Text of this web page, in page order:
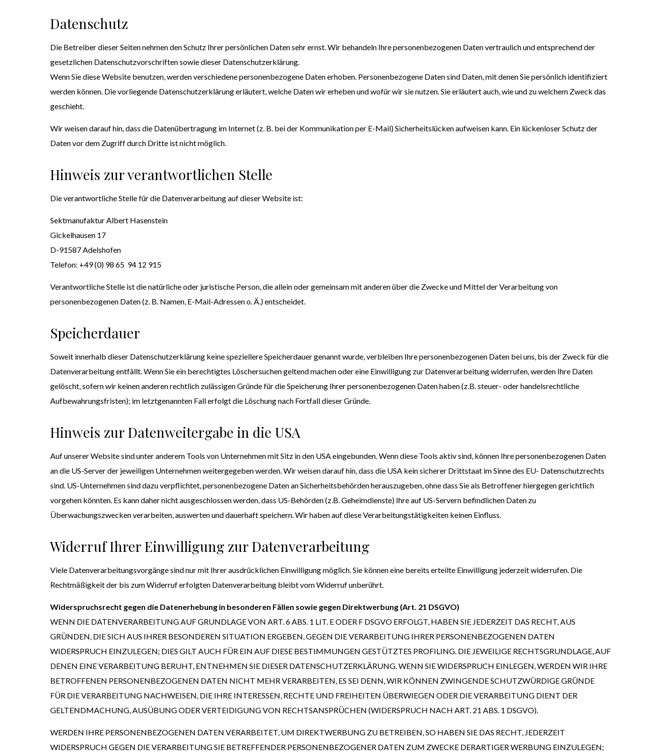
Datenschutz
Die Betreiber dieser Seiten nehmen den Schutz Ihrer persönlichen Daten sehr ernst. Wir behandeln Ihre personenbezogenen Daten vertraulich und entsprechend der
gesetzlichen Datenschutzvorschriften sowie dieser Datenschutzerklärung.
Wenn Sie diese Website benutzen, werden verschiedene personenbezogene Daten erhoben. Personenbezogene Daten sind Daten, mit denen Sie persönlich identifiziert
werden können. Die vorliegende Datenschutzerklärung erläutert, welche Daten wir erheben und wofür wir sie nutzen. Sie erläutert auch, wie und zu welchem Zweck das
geschieht.
Wir weisen darauf hin, dass die Datenübertragung im Internet (z. B. bei der Kommunikation per E-Mail) Sicherheitslücken aufweisen kann. Ein lückenloser Schutz der
Daten vor dem Zugriff durch Dritte ist nicht möglich.
Hinweis zur verantwortlichen Stelle
Die verantwortliche Stelle für die Datenverarbeitung auf dieser Website ist:
Sektmanufaktur Albert Hasenstein
Gickelhausen 17
D-91587 Adelshofen
Telefon: +49 (0) 98 65 94 12 915
Verantwortliche Stelle ist die natürliche oder juristische Person, die allein oder gemeinsam mit anderen über die Zwecke und Mittel der Verarbeitung von
personenbezogenen Daten (z. B. Namen, E-Mail-Adressen o. Ä.) entscheidet.
Speicherdauer
Soweit innerhalb dieser Datenschutzerklärung keine speziellere Speicherdauer genannt wurde, verbleiben Ihre personenbezogenen Daten bei uns, bis der Zweck für die
Datenverarbeitung entfällt. Wenn Sie ein berechtigtes Löschersuchen geltend machen oder eine Einwilligung zur Datenverarbeitung widerrufen, werden Ihre Daten
gelöscht, sofern wir keinen anderen rechtlich zulässigen Gründe für die Speicherung Ihrer personenbezogenen Daten haben (z.B. steuer- oder handelsrechtliche
Aufbewahrungsfristen); im letztgenannten Fall erfolgt die Löschung nach Fortfall dieser Gründe.
Hinweis zur Datenweitergabe in die USA
Auf unserer Website sind unter anderem Tools von Unternehmen mit Sitz in den USA eingebunden. Wenn diese Tools aktiv sind, können Ihre personenbezogenen Daten
an die US-Server der jeweiligen Unternehmen weitergegeben werden. Wir weisen darauf hin, dass die USA kein sicherer Drittstaat im Sinne des EU- Datenschutzrechts
sind. US-Unternehmen sind dazu verpflichtet, personenbezogene Daten an Sicherheitsbehörden herauszugeben, ohne dass Sie als Betroffener hiergegen gerichtlich
vorgehen könnten. Es kann daher nicht ausgeschlossen werden, dass US-Behörden (z.B. Geheimdienste) Ihre auf US-Servern befindlichen Daten zu
Überwachungszwecken verarbeiten, auswerten und dauerhaft speichern. Wir haben auf diese Verarbeitungstätigkeiten keinen Einfluss.
Widerruf Ihrer Einwilligung zur Datenverarbeitung
Viele Datenverarbeitungsvorgänge sind nur mit Ihrer ausdrücklichen Einwilligung möglich. Sie können eine bereits erteilte Einwilligung jederzeit widerrufen. Die
Rechtmäßigkeit der bis zum Widerruf erfolgten Datenverarbeitung bleibt vom Widerruf unberührt.
Widerspruchsrecht gegen die Datenerhebung in besonderen Fällen sowie gegen Direktwerbung (Art. 21 DSGVO)
WENN DIE DATENVERARBEITUNG AUF GRUNDLAGE VON ART. 6 ABS. 1 LIT. E ODER F DSGVO ERFOLGT, HABEN SIE JEDERZEIT DAS RECHT, AUS
GRÜNDEN, DIE SICH AUS IHRER BESONDEREN SITUATION ERGEBEN, GEGEN DIE VERARBEITUNG IHRER PERSONENBEZOGENEN DATEN
WIDERSPRUCH EINZULEGEN; DIES GILT AUCH FÜR EIN AUF DIESE BESTIMMUNGEN GESTÜTZTES PROFILING. DIE JEWEILIGE RECHTSGRUNDLAGE, AUF
DENEN EINE VERARBEITUNG BERUHT, ENTNEHMEN SIE DIESER DATENSCHUTZERKLÄRUNG. WENN SIE WIDERSPRUCH EINLEGEN, WERDEN WIR IHRE
BETROFFENEN PERSONENBEZOGENEN DATEN NICHT MEHR VERARBEITEN, ES SEI DENN, WIR KÖNNEN ZWINGENDE SCHUTZWÜRDIGE GRÜNDE
FÜR DIE VERARBEITUNG NACHWEISEN, DIE IHRE INTERESSEN, RECHTE UND FREIHEITEN ÜBERWIEGEN ODER DIE VERARBEITUNG DIENT DER
GELTENDMACHUNG, AUSÜBUNG ODER VERTEIDIGUNG VON RECHTSANSPRÜCHEN (WIDERSPRUCH NACH ART. 21 ABS. 1 DSGVO).
WERDEN IHRE PERSONENBEZOGENEN DATEN VERARBEITET, UM DIREKTWERBUNG ZU BETREIBEN, SO HABEN SIE DAS RECHT, JEDERZEIT
WIDERSPRUCH GEGEN DIE VERARBEITUNG SIE BETREFFENDER PERSONENBEZOGENER DATEN ZUM ZWECKE DERARTIGER WERBUNG EINZULEGEN;